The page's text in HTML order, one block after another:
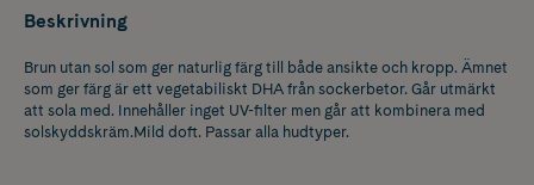
Beskrivning
Brun utan sol som ger naturlig färg till både ansikte och kropp. Ämnet
som ger färg är ett vegetabiliskt DHA från sockerbetor. Går utmärkt
att sola med. Innehåller inget UV-filter men går att kombinera med
solskyddskräm.Mild doft. Passar alla hudtyper.